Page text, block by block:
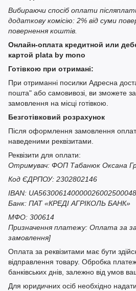
Вибираючи спосіб оплати
додаткову комісію: 2% від суми
повернення коштів.
Онлайн-оплата кредитной или
картой plata by mono
Готівкою при отримані:
При отриманні посилки Адресна
пошта" або самовивозі, ви зможете
замовлення на місці готівкою.
Безготівковий розрахунок
Після оформлення замовлення
наведеними реквізитами.
Реквізити для оплати:
Отримувач: ФОП Табанюк Оксана
Код ЄДРПОУ: 2302802146
IBAN:
Банк: ПАТ «КРЕДІ АГРІКОЛЬ БАНК»
МФО: 300614
Призначення платежу: Оплата за
замовлення]
Оплата за реквізитами має бути
відправлення товару. Обробка
банківських днів, залежно від умов
Для юридичних осіб необхідно надати